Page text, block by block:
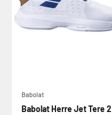
Babolat
Babolat Herre Jet Tere 2
på banen. Fra deres
serie, der tilbyder en